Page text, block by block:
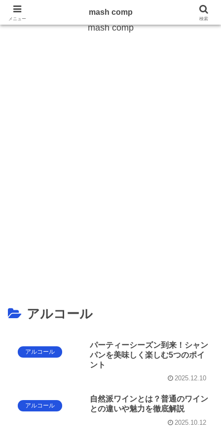
mash comp
アルコール
アルコール
パーティーシーズン到来！シャン
パンを美味しく楽しむ5つのポイ
ント
2025.12.10
アルコール
自然派ワインとは？普通のワイン
との違いや魅力を徹底解説
2025.10.12
メニュー
mash comp
検索